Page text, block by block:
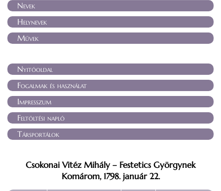
Nevek
Helynevek
Művek
Nyitóoldal
Fogalmak és használat
Impresszum
Feltöltési napló
Társportálok
Csokonai Vitéz Mihály – Festetics Györgynek
Komárom, 1798. január 22.